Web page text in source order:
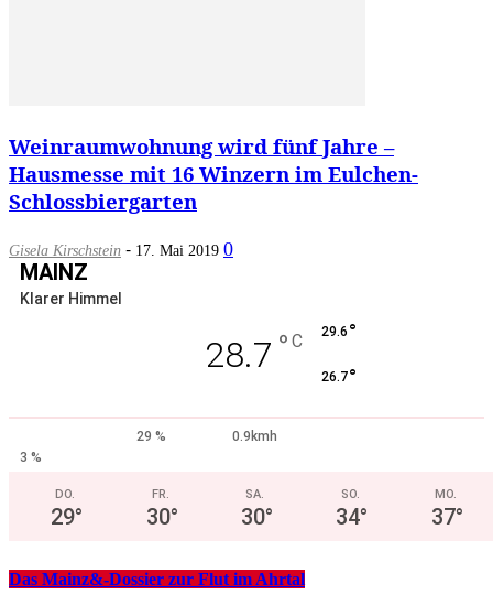
Weinraumwohnung wird fünf Jahre –
Hausmesse mit 16 Winzern im Eulchen-
Schlossbiergarten
Gisela Kirschstein - 17. Mai 2019 0
MAINZ
Klarer Himmel
28.7 ° C 29.6 °
26.7°
29 %
0.9kmh
3 %
DO.
29°
FR.
30°
SA.
30°
SO.
34°
MO.
37°
Das Mainz&-Dossier zur Flut im Ahrtal